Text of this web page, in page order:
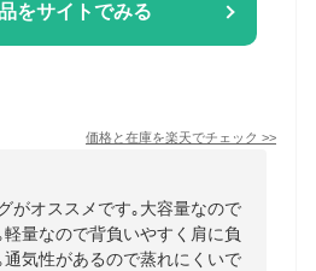
をサイトでみる
価格と在庫を楽天でチェック >>
がオススメです｡大容量なので
量なので背負いやすく肩に負
気性があるので蒸れにくいで